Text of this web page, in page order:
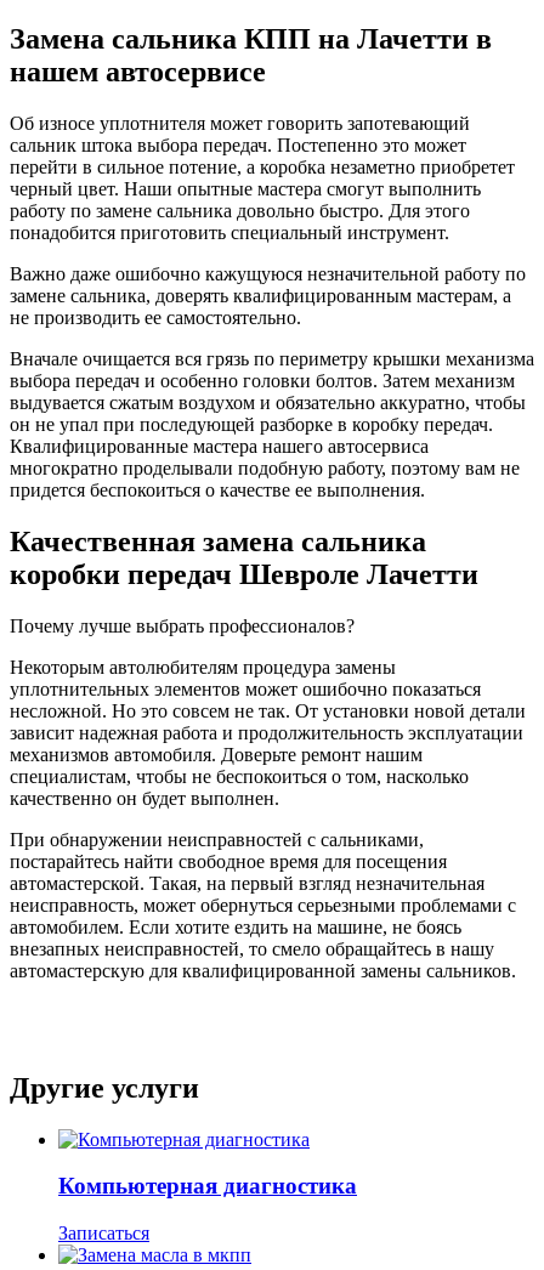
Замена сальника КПП на Лачетти в
нашем автосервисе
Об износе уплотнителя может говорить запотевающий
сальник штока выбора передач. Постепенно это может
перейти в сильное потение, а коробка незаметно приобретет
черный цвет. Наши опытные мастера смогут выполнить
работу по замене сальника довольно быстро. Для этого
понадобится приготовить специальный инструмент.
Важно даже ошибочно кажущуюся незначительной работу по
замене сальника, доверять квалифицированным мастерам, а
не производить ее самостоятельно.
Вначале очищается вся грязь по периметру крышки механизма
выбора передач и особенно головки болтов. Затем механизм
выдувается сжатым воздухом и обязательно аккуратно, чтобы
он не упал при последующей разборке в коробку передач.
Квалифицированные мастера нашего автосервиса
многократно проделывали подобную работу, поэтому вам не
придется беспокоиться о качестве ее выполнения.
Качественная замена сальника
коробки передач Шевроле Лачетти
Почему лучше выбрать профессионалов?
Некоторым автолюбителям процедура замены
уплотнительных элементов может ошибочно показаться
несложной. Но это совсем не так. От установки новой детали
зависит надежная работа и продолжительность эксплуатации
механизмов автомобиля. Доверьте ремонт нашим
специалистам, чтобы не беспокоиться о том, насколько
качественно он будет выполнен.
При обнаружении неисправностей с сальниками,
постарайтесь найти свободное время для посещения
автомастерской. Такая, на первый взгляд незначительная
неисправность, может обернуться серьезными проблемами с
автомобилем. Если хотите ездить на машине, не боясь
внезапных неисправностей, то смело обращайтесь в нашу
автомастерскую для квалифицированной замены сальников.
Другие услуги
Компьютерная диагностика
Записаться